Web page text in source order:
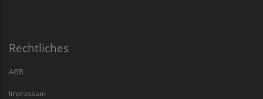
Rechtliches
AGB
Impressum